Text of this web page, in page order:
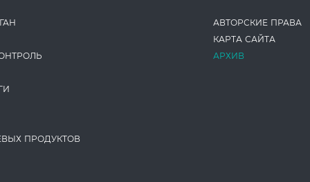
ПРОДУКТОВ
АВТОРСКИЕ ПРАВА
КАРТА САЙТА
АРХИВ